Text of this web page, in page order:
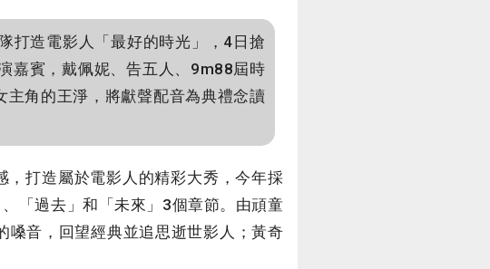
打造電影人「最好的時光」，4日搶
嘉賓，戴佩妮、告五人、9m88屆時
角的王淨，將獻聲配音為典禮念讀
打造屬於電影人的精彩大秀，今年採
「過去」和「未來」3個章節。由頑童
音，回望經典並追思逝世影人；黃奇